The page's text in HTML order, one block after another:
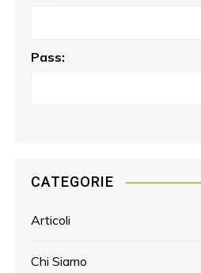
Pass:
CATEGORIE
Articoli
Chi Siamo